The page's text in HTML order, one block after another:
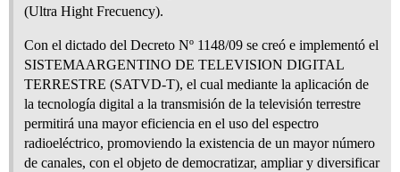
(Ultra Hight Frecuency).
Con el dictado del Decreto Nº 1148/09 se creó e implementó el
SISTEMAARGENTINO DE TELEVISION DIGITAL
TERRESTRE (SATVD-T), el cual mediante la aplicación de
la tecnología digital a la transmisión de la televisión terrestre
permitirá una mayor eficiencia en el uso del espectro
radioeléctrico, promoviendo la existencia de un mayor número
de canales, con el objeto de democratizar, ampliar y diversificar